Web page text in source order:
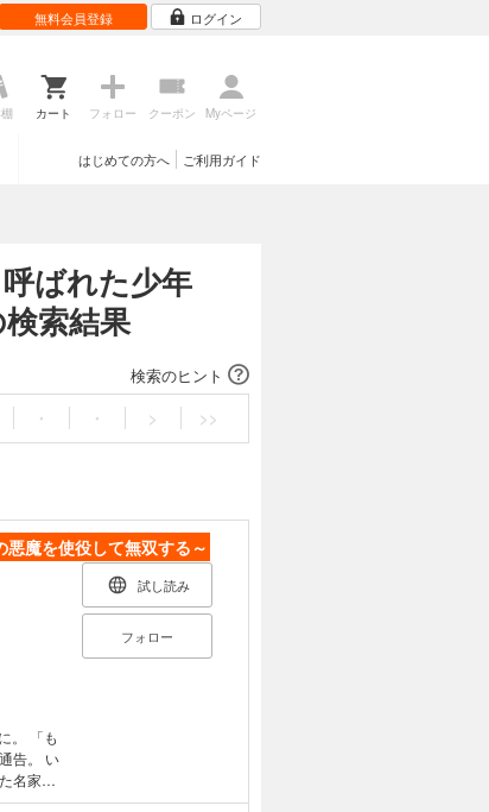
無料会員登録 ログイン
カート フォロー クーポン Myページ
ご利用ガイド
はじめての方へ
ばれた少年
索結果
検索のヒント
・ ・ > >>
悪魔を使役して無双する～
も
告。 い
名家の
じられ
試し読み
フォロー